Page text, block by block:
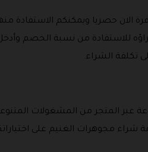
الان حصريا ويمكنكم الاستفادة
للاستفادة من نسبة الخصم
تكلفة الشراء.
عبر المتجر من المشغولات
مجوهرات الغنيم على